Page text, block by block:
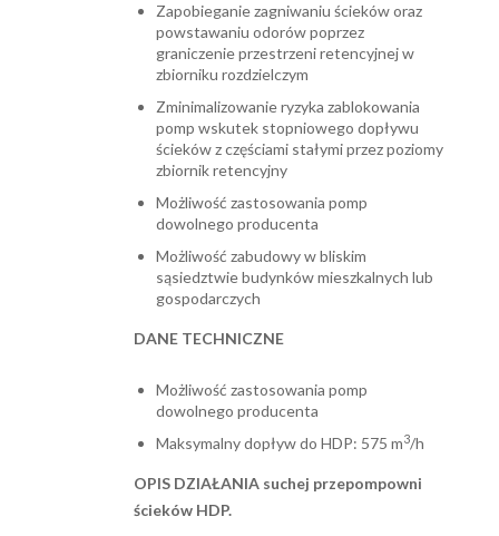
Zapobieganie zagniwaniu ścieków oraz
powstawaniu odorów poprzez
graniczenie przestrzeni retencyjnej w
zbiorniku rozdzielczym
Zminimalizowanie ryzyka zablokowania
pomp wskutek stopniowego dopływu
ścieków z częściami stałymi przez poziomy
zbiornik retencyjny
Możliwość zastosowania pomp
dowolnego producenta
Możliwość zabudowy w bliskim
sąsiedztwie budynków mieszkalnych lub
gospodarczych
DANE TECHNICZNE
Możliwość zastosowania pomp
dowolnego producenta
Maksymalny dopływ do HDP: 575 m3/h
OPIS DZIAŁANIA suchej przepompowni
ścieków HDP.